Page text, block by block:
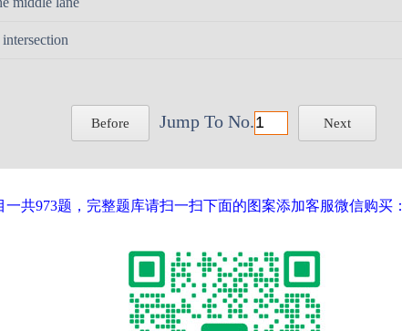
Before Jump To No. Next
共973题，完整题库请扫一扫下面的图案添加客服微信购买：